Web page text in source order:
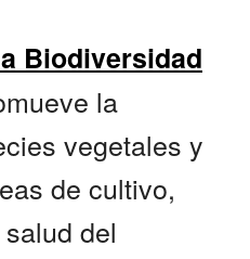
Biodiversidad
la
vegetales y
de cultivo,
del